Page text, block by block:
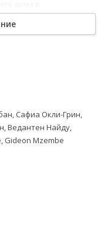
героини: из
в легенду
знание местности,
на охотников. Это
убежать, но его
ради спасения
экшен, где ставки
всей семьи.
Сафиа Окли-Грин,
Ведантен Найду,
Gideon Mzembe